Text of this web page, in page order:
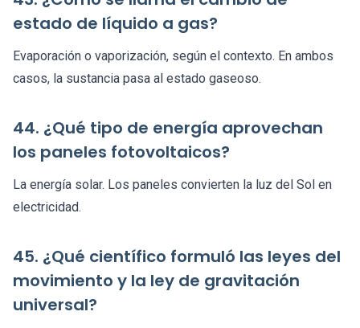
estado de líquido a gas?
Evaporación o vaporización, según el contexto. En ambos
casos, la sustancia pasa al estado gaseoso.
44. ¿Qué tipo de energía aprovechan
los paneles fotovoltaicos?
La energía solar. Los paneles convierten la luz del Sol en
electricidad.
45. ¿Qué científico formuló las leyes del
movimiento y la ley de gravitación
universal?